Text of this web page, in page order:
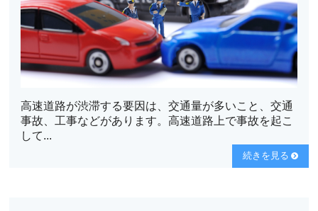
高速道路が渋滞する要因は、交通量が多いこと、交通
事故、工事などがあります。高速道路上で事故を起こ
して...
続きを見る